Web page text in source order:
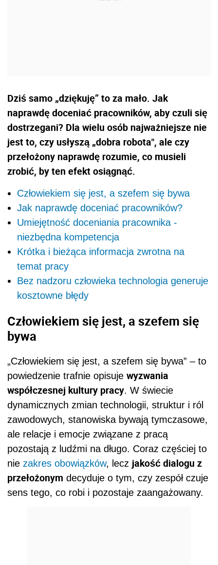
Dziś samo „dziękuję” to za mało. Jak
naprawdę doceniać pracowników, aby czuli się
dostrzegani? Dla wielu osób najważniejsze nie
jest to, czy usłyszą „dobra robota", ale czy
przełożony naprawdę rozumie, co musieli
zrobić, by ten efekt osiągnąć.
Człowiekiem się jest, a szefem się bywa
Jak naprawdę doceniać pracowników?
Umiejętność doceniania pracownika -
niezbędna kompetencja
Krótka i bieżąca informacja zwrotna na
temat pracy
Bez nadzoru człowieka technologia generuje
kosztowne błędy
Człowiekiem się jest, a szefem się
bywa
„Człowiekiem się jest, a szefem się bywa” – to
powiedzenie trafnie opisuje wyzwania
współczesnej kultury pracy. W świecie
dynamicznych zmian technologii, struktur i ról
zawodowych, stanowiska bywają tymczasowe,
ale relacje i emocje związane z pracą
pozostają z ludźmi na długo. Coraz częściej to
nie zakres obowiązków, lecz jakość dialogu z
przełożonym decyduje o tym, czy zespół czuje
sens tego, co robi i pozostaje zaangażowany.